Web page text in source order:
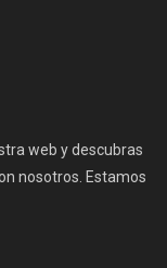
web y descubras
nosotros. Estamos